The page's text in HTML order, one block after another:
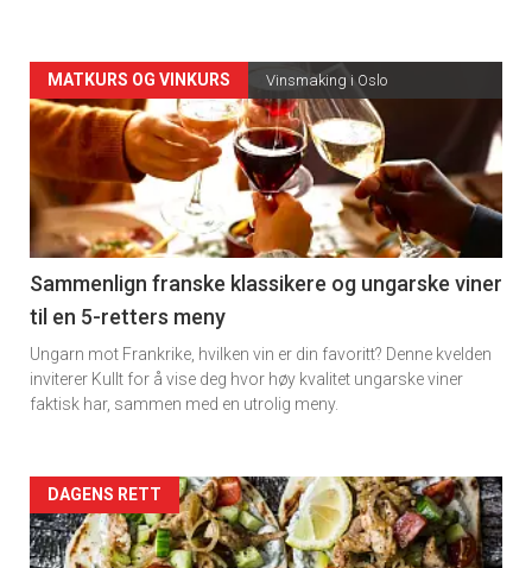
Forsiden
akkurat
nå
-
5
MATKURS OG VINKURS Vinsmaking i Oslo
Sammenlign franske klassikere og ungarske viner
til en 5-retters meny
Ungarn mot Frankrike, hvilken vin er din favoritt? Denne kvelden
inviterer Kullt for å vise deg hvor høy kvalitet ungarske viner
faktisk har, sammen med en utrolig meny.
Forsiden
akkurat
DAGENS RETT